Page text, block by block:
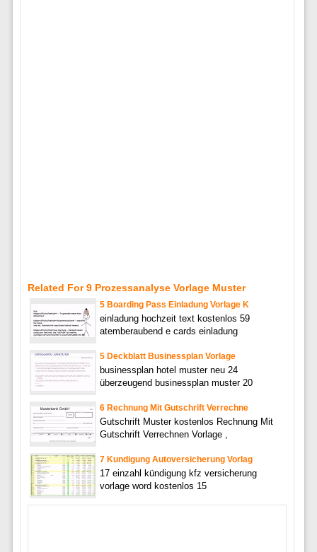
Related For 9 Prozessanalyse Vorlage Muster
5 Boarding Pass Einladung Vorlage K
einladung hochzeit text kostenlos 59
atemberaubend e cards einladung
5 Deckblatt Businessplan Vorlage
businessplan hotel muster neu 24
überzeugend businessplan muster 20
6 Rechnung Mit Gutschrift Verrechne
Gutschrift Muster kostenlos Rechnung Mit
Gutschrift Verrechnen Vorlage ,
7 Kundigung Autoversicherung Vorlag
17 einzahl kündigung kfz versicherung
vorlage word kostenlos 15